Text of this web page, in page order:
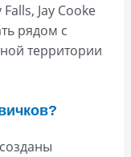
Jay Cooke
рядом с
территории